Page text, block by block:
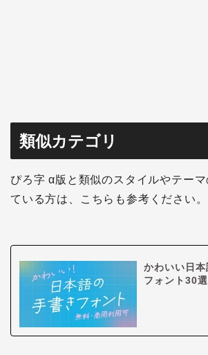
類似カテゴリ
ぴろ字 α版と類似のスタイルやテー
ている方は、こちらも参考ください。
かわいい日
フォント30選